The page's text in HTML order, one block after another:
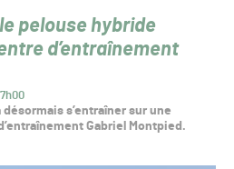
pelouse hybride
d’entraînement
s’entraîner sur une
Gabriel Montpied.